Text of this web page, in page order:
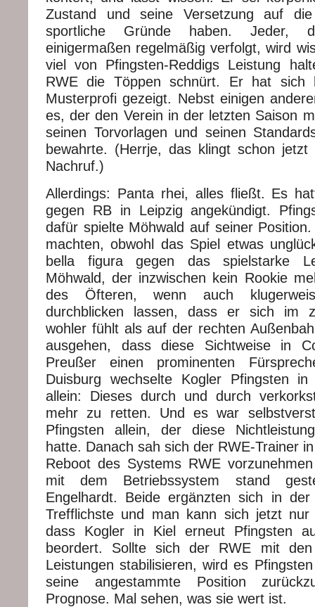
Zustand und seine Versetzung auf
sportliche Gründe haben. Jeder,
einigermaßen regelmäßig verfolgt, wird
viel von Pfingsten-Reddigs Leistung
RWE die Töppen schnürt. Er hat sich
Musterprofi gezeigt. Nebst einigen
es, der den Verein in der letzten Saison
seinen Torvorlagen und seinen
bewahrte. (Herrje, das klingt schon jetzt
Nachruf.)
Allerdings: Panta rhei, alles fließt. Es
gegen RB in Leipzig angekündigt.
dafür spielte Möhwald auf seiner
machten, obwohl das Spiel etwas
bella figura gegen das spielstarke
Möhwald, der inzwischen kein Rookie
des Öfteren, wenn auch
durchblicken lassen, dass er sich im
wohler fühlt als auf der rechten
ausgehen, dass diese Sichtweise in
Preußer einen prominenten
Duisburg wechselte Kogler Pfingsten
allein: Dieses durch und durch
mehr zu retten. Und es war
Pfingsten allein, der diese
hatte. Danach sah sich der RWE-Trainer
Reboot des Systems RWE
mit dem Betriebssystem stand
Engelhardt. Beide ergänzten sich in der
Trefflichste und man kann sich jetzt nur
dass Kogler in Kiel erneut Pfingsten
beordert. Sollte sich der RWE mit
Leistungen stabilisieren, wird es
seine angestammte Position
Prognose. Mal sehen, was sie wert ist.